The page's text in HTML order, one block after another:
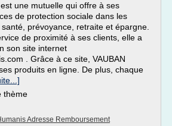
une mutuelle qui offre à ses
de protection sociale dans les
prévoyance, retraite et épargne.
de proximité à ses clients, elle a
son site internet
. Grâce à ce site, VAUBAN
produits en ligne. De plus, chaque
thème
Adresse Remboursement